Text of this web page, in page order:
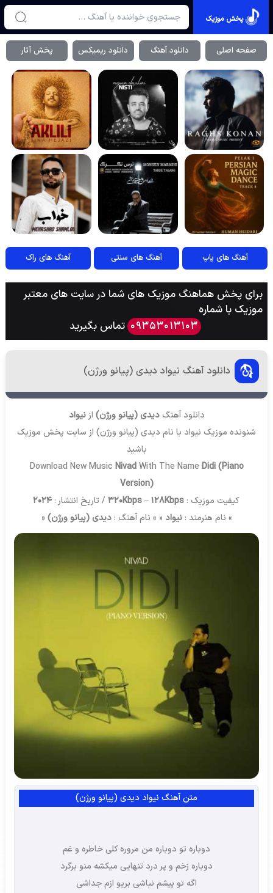
پخش موزیک
صفحه اصلی دانلود آهنگ دانلود ریمیکس پخش آثار
آهنگ های پاپ آهنگ های سنتی آهنگ های راک
برای پخش هماهنگ موزیک های شما در سایت های معتبر
موزیک با شماره
09353013103 تماس بگیرید
دانلود آهنگ نیواد دیدی (پیانو ورژن)
دانلود آهنگ دیدی (پیانو ورژن) ازنیواد
شنونده موزیک نیواد با نام دیدی (پیانو ورژن) از سایت پخش موزیک
باشید
Download New Music NivadWith The Name Didi (Piano
Version)
کیفیت موزیک : 320Kbps – 128Kbps / تاریخ انتشار : 2024
» نام هنرمند :نیواد « » نام آهنگ :دیدی (پیانو ورژن) «
متن آهنگ نیواد دیدی (پیانو ورژن)
دوباره تو دوباره من مروره کلی خاطره و غم
دوباره زخم و پر درد تنهایی میکشه منو برگرد
اگه تو پیشم نباشی بریو ازم جداشی